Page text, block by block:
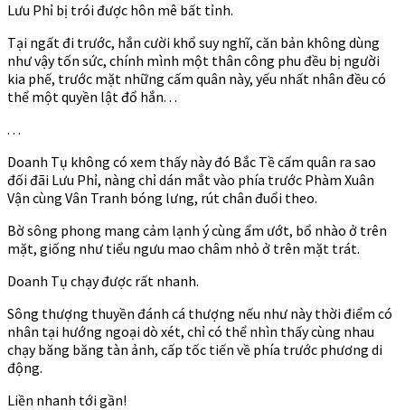
Lưu Phỉ bị trói được hôn mê bất tỉnh.
Tại ngất đi trước, hắn cười khổ suy nghĩ, căn bản không dùng
như vậy tốn sức, chính mình một thân công phu đều bị người
kia phế, trước mặt những cấm quân này, yếu nhất nhân đều có
thể một quyền lật đổ hắn. . .
. . .
Doanh Tụ không có xem thấy này đó Bắc Tề cấm quân ra sao
đối đãi Lưu Phỉ, nàng chỉ dán mắt vào phía trước Phàm Xuân
Vận cùng Vân Tranh bóng lưng, rút chân đuổi theo.
Bờ sông phong mang cảm lạnh ý cùng ẩm ướt, bổ nhào ở trên
mặt, giống như tiểu ngưu mao châm nhỏ ở trên mặt trát.
Doanh Tụ chạy được rất nhanh.
Sông thượng thuyền đánh cá thượng nếu như này thời điểm có
nhân tại hướng ngoại dò xét, chỉ có thể nhìn thấy cùng nhau
chạy băng băng tàn ảnh, cấp tốc tiến về phía trước phương di
động.
Liền nhanh tới gần!